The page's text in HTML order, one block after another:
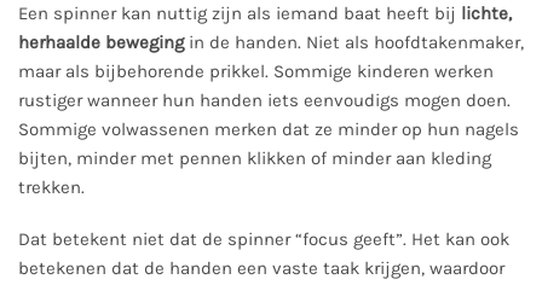
Een spinner kan nuttig zijn als iemand baat heeft bij lichte,
herhaalde bewegingin de handen. Niet als hoofdtakenmaker,
maar als bijbehorende prikkel. Sommige kinderen werken
rustiger wanneer hun handen iets eenvoudigs mogen doen.
Sommige volwassenen merken dat ze minder op hun nagels
bijten, minder met pennen klikken of minder aan kleding
trekken.
Dat betekent niet dat de spinner “focus geeft”. Het kan ook
betekenen dat de handen een vaste taak krijgen, waardoor